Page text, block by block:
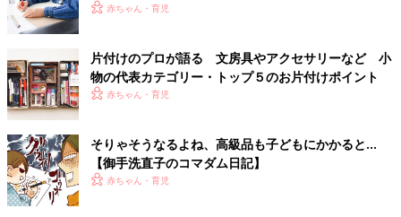
赤ちゃん・育児
片付けのプロが語る 文房具やアクセサリーなど 小
物の代表カテゴリー・トップ５のお片付けポイント
赤ちゃん・育児
そりゃそうなるよね、高級品も子どもにかかると…
【御手洗直子のコマダム日記】
赤ちゃん・育児